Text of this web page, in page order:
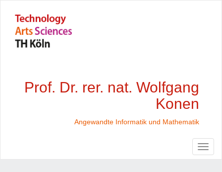
Prof. Dr. rer. nat. Wolfgang
Konen
Angewandte Informatik und Mathematik